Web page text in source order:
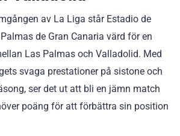
av La Liga står Estadio de
de Gran Canaria värd för en
Las Palmas och Valladolid. Med
svaga prestationer på sistone och
ser det ut att bli en jämn match
poäng för att förbättra sin position